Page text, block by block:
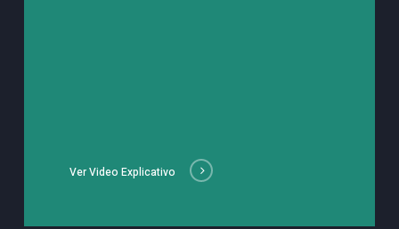
Ver Video Explicativo